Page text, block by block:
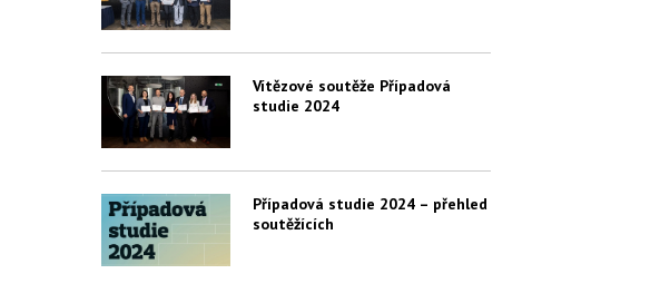
Vítězové soutěže Případová
studie 2024
Případová studie 2024 – přehled
soutěžících